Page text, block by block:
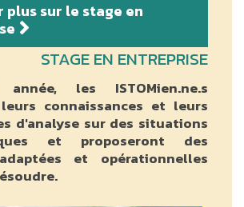
plus sur le stage en
STAGE EN ENTREPRISE
les ISTOMien.ne.s
connaissances et leurs
d'analyse sur des situations
et proposeront des
et opérationnelles